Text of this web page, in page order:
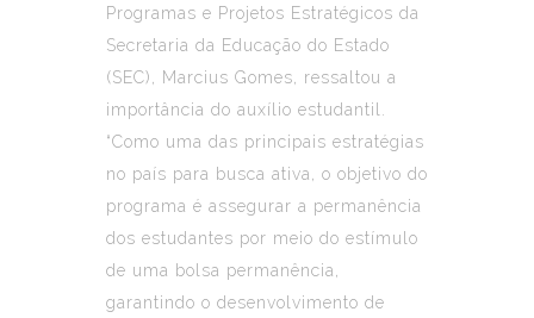
Programas e Projetos Estratégicos da
Secretaria da Educação do Estado
(SEC), Marcius Gomes, ressaltou a
importância do auxílio estudantil.
“Como uma das principais estratégias
no país para busca ativa, o objetivo do
programa é assegurar a permanência
dos estudantes por meio do estímulo
de uma bolsa permanência,
garantindo o desenvolvimento de